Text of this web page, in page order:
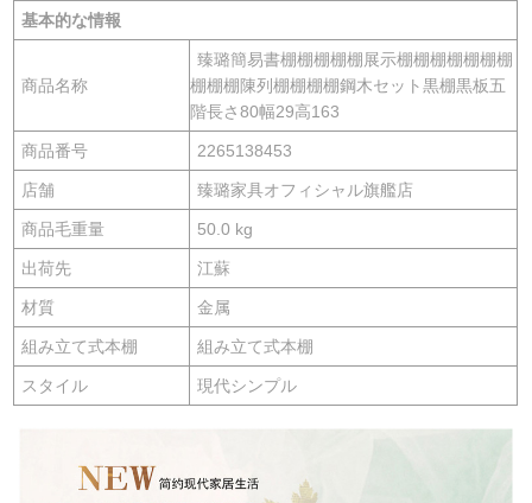
基本的な情報
商品名称
臻璐簡易書棚棚棚棚棚展示棚棚棚棚棚棚棚
棚棚棚陳列棚棚棚棚鋼木セット黒棚黒板五
階長さ80幅29高163
商品番号 2265138453
店舗 臻璐家具オフィシャル旗艦店
商品毛重量 50.0 kg
出荷先 江蘇
材質 金属
組み立て式本棚 組み立て式本棚
スタイル 現代シンプル